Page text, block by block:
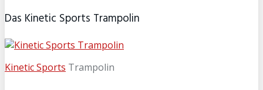
Das Kinetic Sports Trampolin
Kinetic Sports Trampolin